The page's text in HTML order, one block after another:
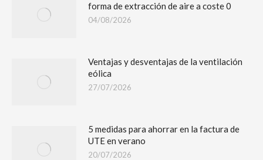
forma de extracción de aire a coste 0
04/08/2026
Ventajas y desventajas de la ventilación
eólica
27/07/2026
5 medidas para ahorrar en la factura de
UTE en verano
20/07/2026